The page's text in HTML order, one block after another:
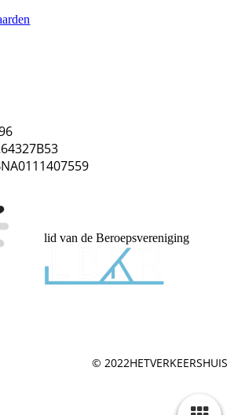
lid van de Beroepsvereniging
© 2022HETVERKEERSHUIS